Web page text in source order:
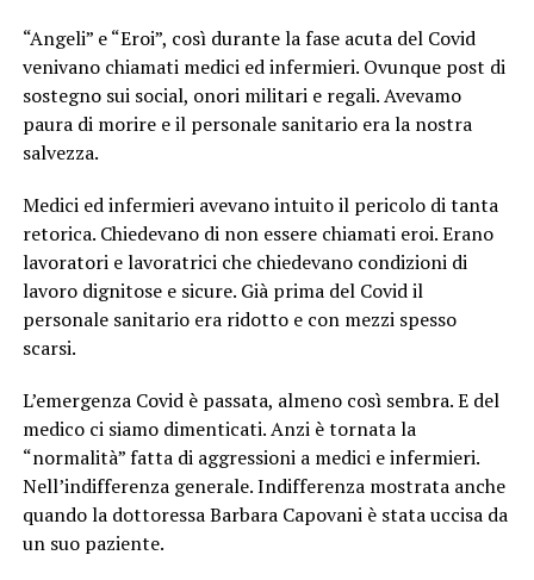
“Angeli” e “Eroi”, così durante la fase acuta del Covid
venivano chiamati medici ed infermieri. Ovunque post di
sostegno sui social, onori militari e regali. Avevamo
paura di morire e il personale sanitario era la nostra
salvezza.
Medici ed infermieri avevano intuito il pericolo di tanta
retorica. Chiedevano di non essere chiamati eroi. Erano
lavoratori e lavoratrici che chiedevano condizioni di
lavoro dignitose e sicure. Già prima del Covid il
personale sanitario era ridotto e con mezzi spesso
scarsi.
L’emergenza Covid è passata, almeno così sembra. E del
medico ci siamo dimenticati. Anzi è tornata la
“normalità” fatta di aggressioni a medici e infermieri.
Nell’indifferenza generale. Indifferenza mostrata anche
quando la dottoressa Barbara Capovani è stata uccisa da
un suo paziente.